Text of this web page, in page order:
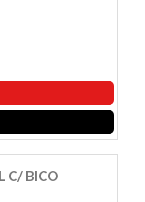
C/ BICO